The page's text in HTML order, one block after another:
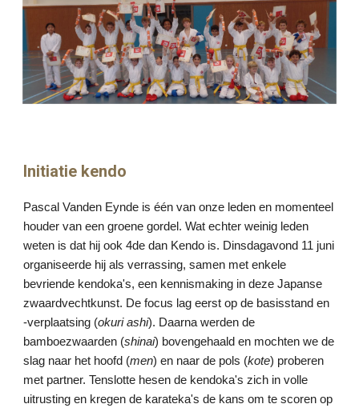
Initiatie kendo
Pascal Vanden Eynde is één van onze leden en momenteel
houder van een groene gordel. Wat echter weinig leden
weten is dat hij ook 4de dan Kendo is. Dinsdagavond 11 juni
organiseerde hij als verrassing, samen met enkele
bevriende kendoka's, een kennismaking in deze Japanse
zwaardvechtkunst. De focus lag eerst op de basisstand en
-verplaatsing (okuri ashi). Daarna werden de
bamboezwaarden (shinai) bovengehaalden mochten we de
slag naar het hoofd (men) en naar de pols (kote) proberen
met partner. Tenslotte hesen de kendoka's zich in volle
uitrusting en kregen de karateka's de kans om te scoren op